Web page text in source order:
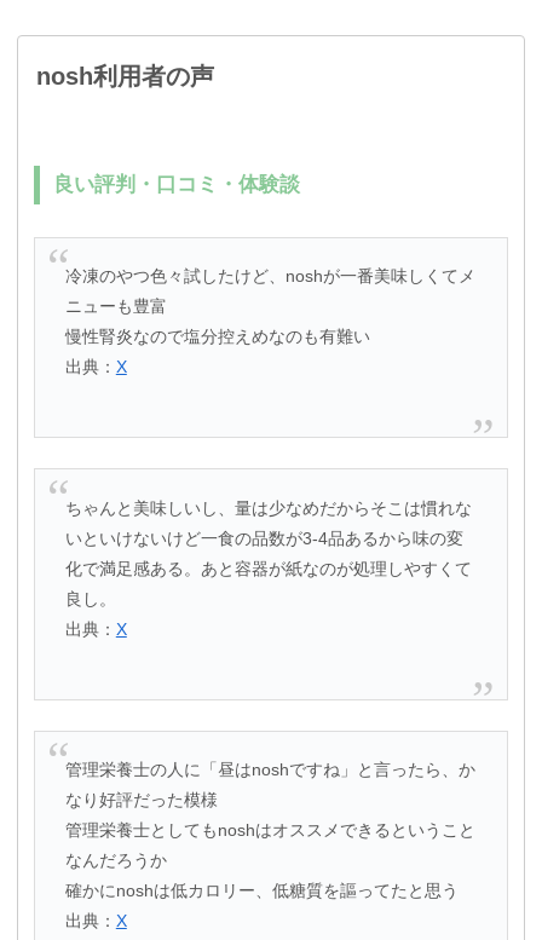
nosh利用者の声
良い評判・口コミ・体験談
冷凍のやつ色々試したけど、noshが一番美味しくてメ
ニューも豊富
慢性腎炎なので塩分控えめなのも有難い
出典： X
ちゃんと美味しいし、量は少なめだからそこは慣れな
いといけないけど一食の品数が3-4品あるから味の変
化で満足感ある。あと容器が紙なのが処理しやすくて
良し。
出典： X
管理栄養士の人に「昼はnoshですね」と言ったら、か
なり好評だった模様
管理栄養士としてもnoshはオススメできるということ
なんだろうか
確かにnoshは低カロリー、低糖質を謳ってたと思う
出典： X